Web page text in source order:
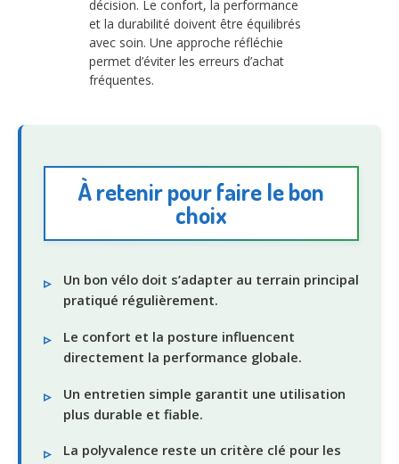
décision. Le confort, la performance
et la durabilité doivent être équilibrés
avec soin. Une approche réfléchie
permet d’éviter les erreurs d’achat
fréquentes.
À retenir pour faire le bon
choix
Un bon vélo doit s’adapter au terrain principal
pratiqué régulièrement.
Le confort et la posture influencent
directement la performance globale.
Un entretien simple garantit une utilisation
plus durable et fiable.
La polyvalence reste un critère clé pour les